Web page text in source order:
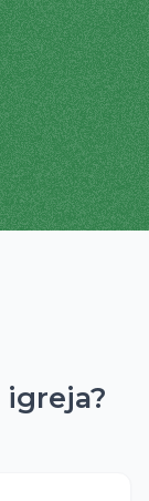
igreja?